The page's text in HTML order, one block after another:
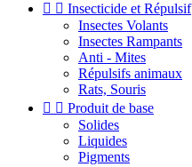
  Insecticide et Répulsif
Insectes Volants
Insectes Rampants
Anti - Mites
Répulsifs animaux
Rats, Souris
  Produit de base
Solides
Liquides
Pigments